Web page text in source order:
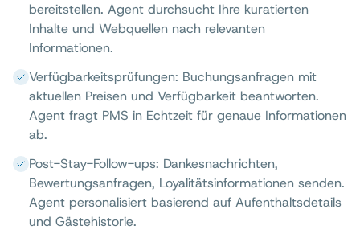
bereitstellen. Agent durchsucht Ihre kuratierten
Inhalte und Webquellen nach relevanten
Informationen.
Verfügbarkeitsprüfungen: Buchungsanfragen mit
aktuellen Preisen und Verfügbarkeit beantworten.
Agent fragt PMS in Echtzeit für genaue Informationen
ab.
Post-Stay-Follow-ups: Dankesnachrichten,
Bewertungsanfragen, Loyalitätsinformationen senden.
Agent personalisiert basierend auf Aufenthaltsdetails
und Gästehistorie.